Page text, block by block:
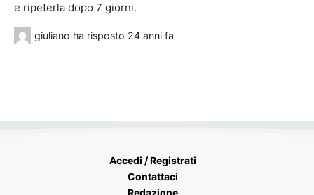
e ripeterla dopo 7 giorni.
giuliano ha risposto 24 anni fa
Accedi / Registrati
Contattaci
Redazione